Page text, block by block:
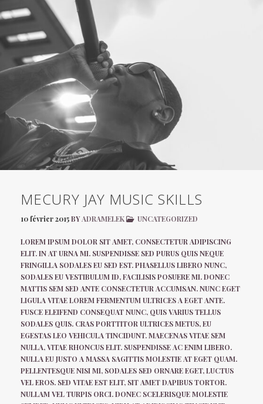
MECURY JAY MUSIC SKILLS
10 février 2015BYADRAMELEK UNCATEGORIZED
LOREM IPSUM DOLOR SIT AMET, CONSECTETUR ADIPISCING
ELIT. IN AT URNA MI. SUSPENDISSE SED PURUS QUIS NEQUE
FRINGILLA SODALES EU SED EST. PHASELLUS LIBERO NUNC,
SODALES EU VESTIBULUM ID, FACILISIS POSUERE MI. DONEC
MATTIS SEM SED ANTE CONSECTETUR ACCUMSAN. NUNC EGET
LIGULA VITAE LOREM FERMENTUM ULTRICES A EGET ANTE.
FUSCE ELEIFEND CONSEQUAT NUNC, QUIS VARIUS TELLUS
SODALES QUIS. CRAS PORTTITOR ULTRICES METUS, EU
EGESTAS LEO VEHICULA TINCIDUNT. MAECENAS VITAE SEM
NULLA, VITAE RHONCUS ELIT. SUSPENDISSE AC ENIM LIBERO.
NULLA EU JUSTO A MASSA SAGITTIS MOLESTIE AT EGET QUAM.
PELLENTESQUE NISI MI, SODALES SED ORNARE EGET, LUCTUS
VEL EROS. SED VITAE EST ELIT, SIT AMET DAPIBUS TORTOR.
NULLAM VEL TURPIS ORCI. DONEC SCELERISQUE MOLESTIE